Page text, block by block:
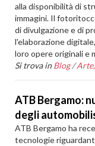
alla disponibilità di
immagini. Il
di divulgazione e di
l'elaborazione
loro opere originali e
Si trova in Blog /
ATB Bergamo:
degli
ATB Bergamo ha
tecnologie